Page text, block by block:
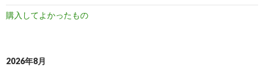
購入してよかったもの
2026年8月